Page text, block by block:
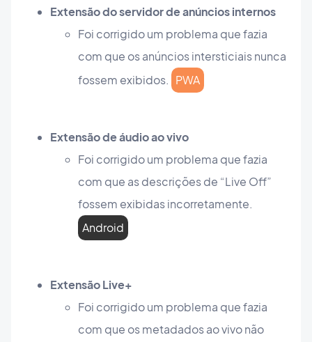
Extensão do servidor de anúncios internos
Foi corrigido um problema que fazia
com que os anúncios intersticiais nunca
fossem exibidos. PWA
Extensão de áudio ao vivo
Foi corrigido um problema que fazia
com que as descrições de “Live Off”
fossem exibidas incorretamente.
Android
Extensão Live+
Foi corrigido um problema que fazia
com que os metadados ao vivo não